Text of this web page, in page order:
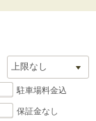
駐車場料金込
保証金なし